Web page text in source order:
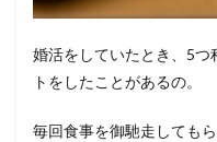
婚活をしていたとき、5つ
トをしたことがあるの。
毎回食事を御馳走しても